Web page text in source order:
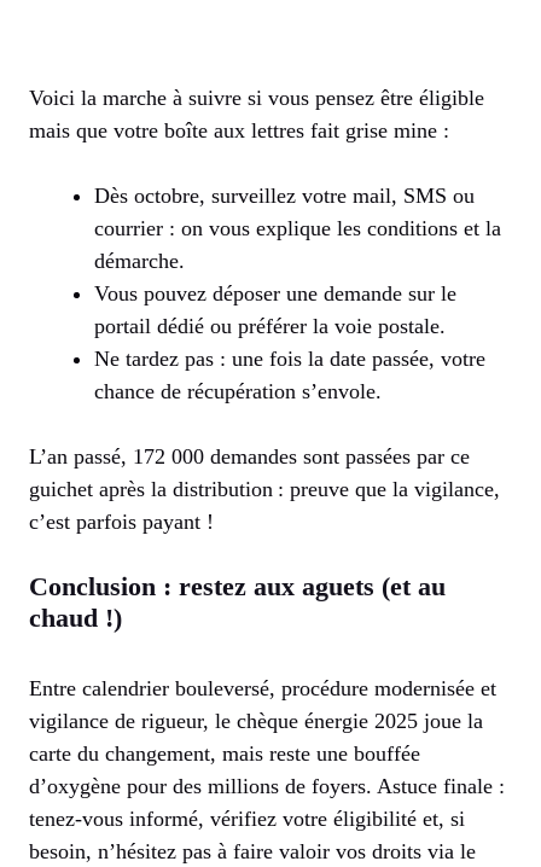
Voici la marche à suivre si vous pensez être éligible
mais que votre boîte aux lettres fait grise mine :
Dès octobre, surveillez votre mail, SMS ou
courrier : on vous explique les conditions et la
démarche.
Vous pouvez déposer une demande sur le
portail dédié ou préférer la voie postale.
Ne tardez pas : une fois la date passée, votre
chance de récupération s’envole.
L’an passé, 172 000 demandes sont passées par ce
guichet après la distribution : preuve que la vigilance,
c’est parfois payant !
Conclusion : restez aux aguets (et au
chaud !)
Entre calendrier bouleversé, procédure modernisée et
vigilance de rigueur, le chèque énergie 2025 joue la
carte du changement, mais reste une bouffée
d’oxygène pour des millions de foyers. Astuce finale :
tenez-vous informé, vérifiez votre éligibilité et, si
besoin, n’hésitez pas à faire valoir vos droits via le